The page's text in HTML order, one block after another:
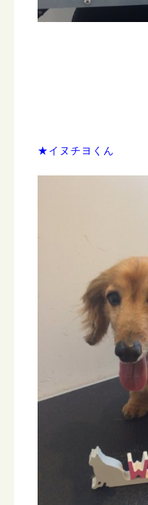
★イヌチヨくん